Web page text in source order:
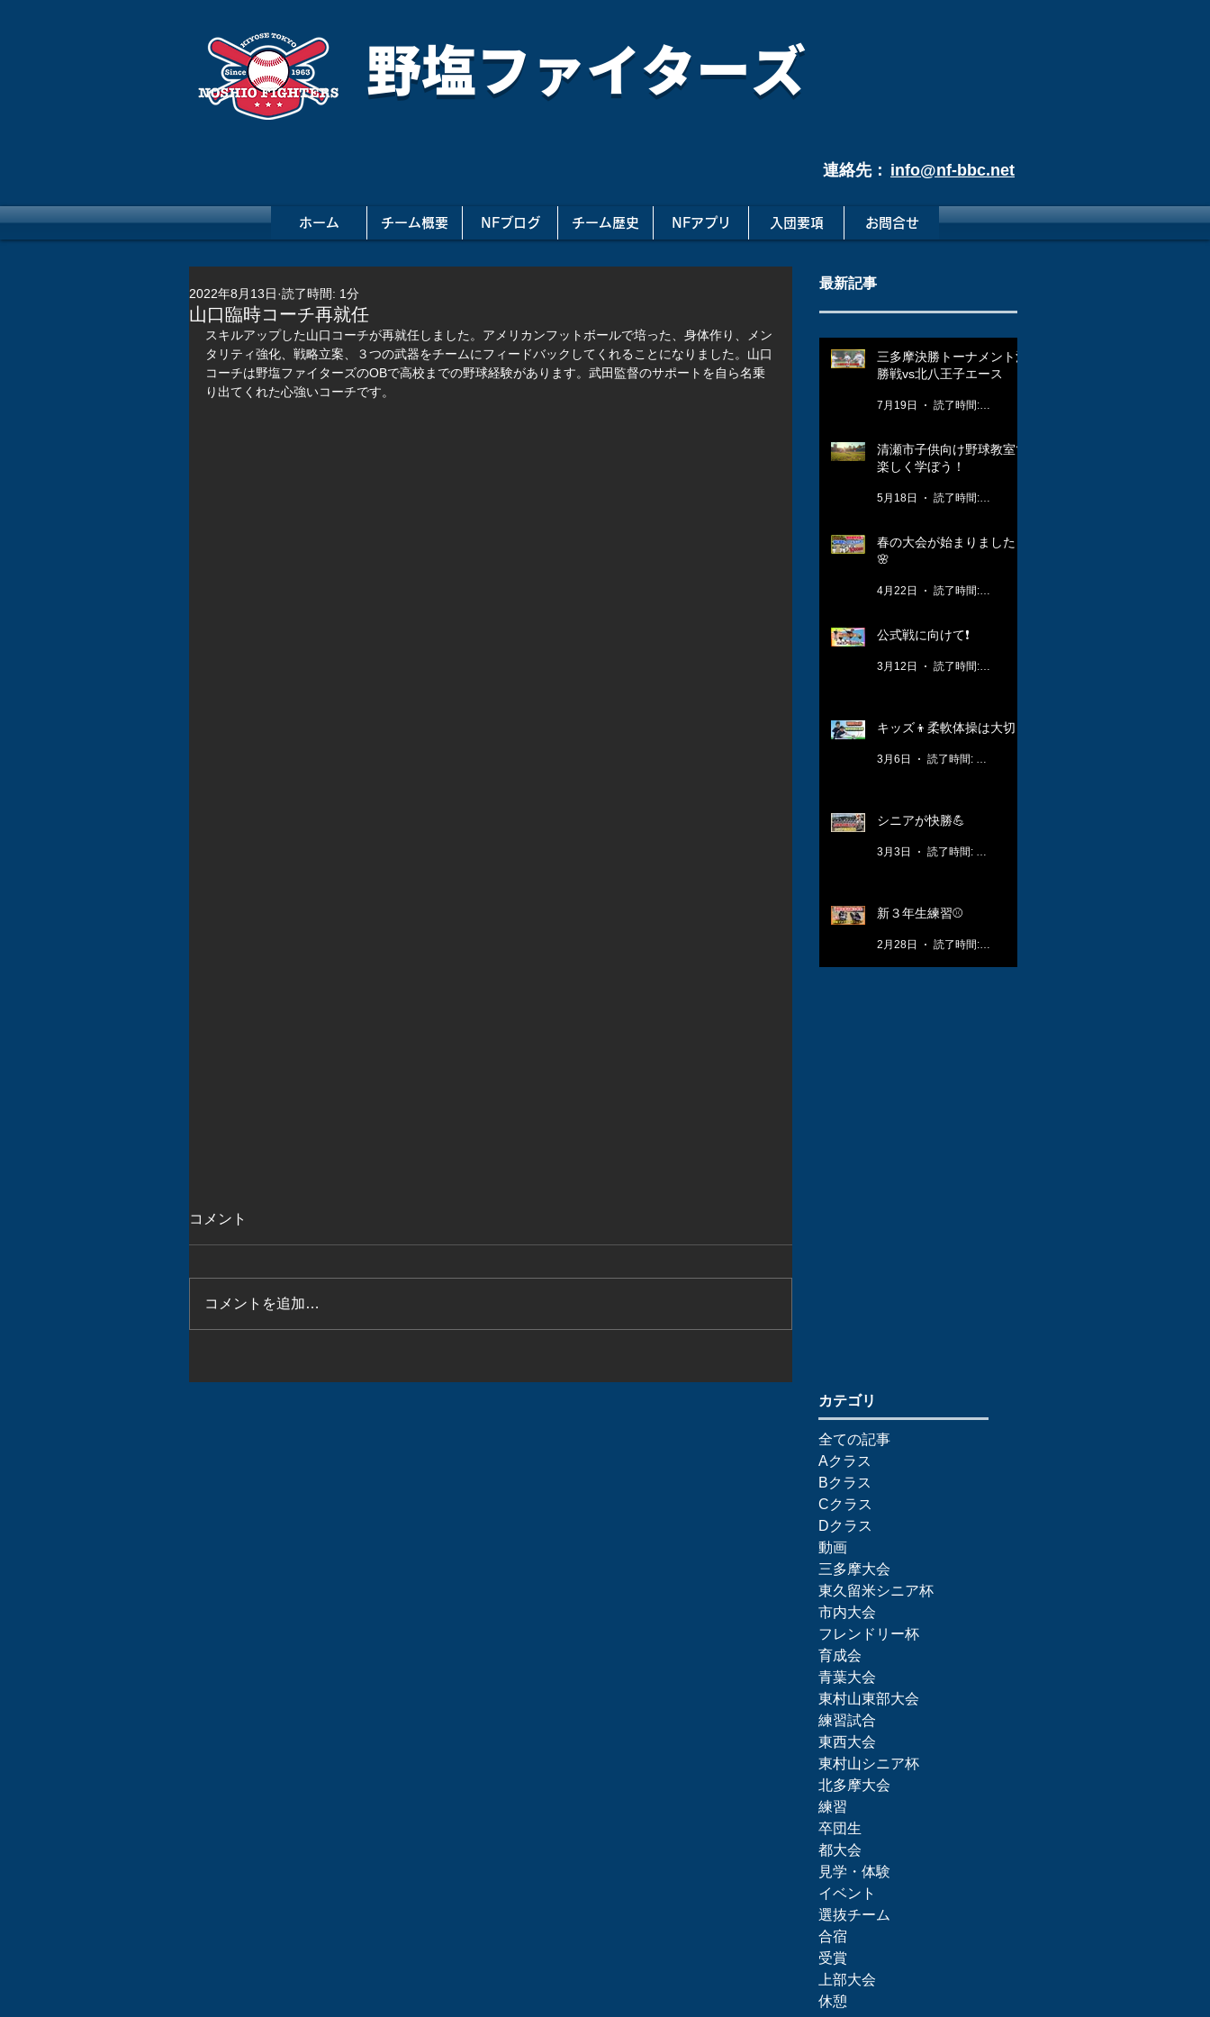
野塩ファイターズ
連絡先： info@nf-bbc.net
ホーム チーム概要 NFブログ チーム歴史 NFアプリ 入団要項 お問合せ
山口臨時コーチ再就任
2022年8月13日 読了時間: 1分
スキルアップした山口コーチが再就任しました。アメリカンフットボールで培った、身体作り、メン
タリティ強化、戦略立案、３つの武器をチームにフィードバックしてくれることになりました。山口
コーチは野塩ファイターズのOBで高校までの野球経験があります。武田監督のサポートを自ら名乗
り出てくれた心強いコーチです。
コメント
コメントを追加…
最新記事
三多摩決勝トーナメント決
勝戦vs北八王子エース
7月19日
清瀬市子供向け野球教室で
楽しく学ぼう！
5月18日
春の大会が始まりました！
🌸
4月22日
公式戦に向けて❗️
3月12日
キッズ👦柔軟体操は大切🤸
3月6日
シニアが快勝💪
3月3日
新３年生練習⚾️
2月28日
​カテゴリ
全ての記事
Aクラス
Bクラス
Cクラス
Dクラス
動画
三多摩大会
東久留米シニア杯
市内大会
フレンドリー杯
育成会
青葉大会
東村山東部大会
練習試合
東西大会
東村山シニア杯
北多摩大会
練習
卒団生
都大会
見学・体験
イベント
選抜チーム
合宿
受賞
上部大会
休憩